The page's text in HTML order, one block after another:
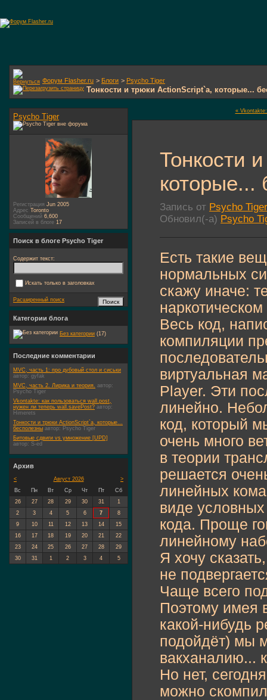
Форум Flasher.ru > Блоги > Psycho Tiger
Тонкости и трюки ActionScript`а, которые...
«
Тонкости
которые...
Запись от Psycho Tiger
Обновил(-а) Psycho
Есть такие
нормальных
скажу иначе:
Весь код,
компиляции
виртуальная
Player. Эти
линейно.
код, который
очень много
в теории
решается
линейных
виде
кода. Проще
линейному
Я хочу
не
Чаще всего
Поэтому имея
какой-нибудь
подойдёт) мы
вакханалию...
Но нет,
можно
Psycho Tiger
Регистрация Jun 2005
Адрес Toronto
Сообщений 6,600
Записей в блоге 17
Поиск в блоге Psycho Tiger
Содержит текст:
Искать только в заголовках
Расширенный поиск
Категории блога
Без категории (17)
Последние комментарии
MVC, часть 1: про дубовый стол и сиськи
автор: gyfak
MVC, часть 2. Лирика и теория. автор:
Psycho Tiger
Vkontakte: как пользоваться wall.post,
нужен ли теперь wall.savePost? автор:
Himerets
Тонкости и трюки ActionScript`а, которые...
бесполезны автор: Psycho Tiger
Битовые сдвиги vs умножение [UPD]
автор: S-ed
Архив
< >
Август 2026
Вс
Пн Вт Ср Чт Пт
Сб
26
27 28 29 30 31
1
2
3 4 5 6 7
8
9
10 11 12 13 14
15
16
17 18 19 20 21
22
23
24 25 26 27 28
29
30
31 1 2 3 4 5